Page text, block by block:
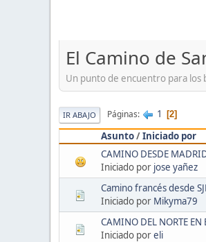
El Camino de
Un punto de encuentro para los
IR ABAJO Páginas 1 2
Asunto/Iniciado por
CAMINO DESDE
Iniciado por jose yañez
Camino francés desde
Iniciado por Mikyma79
CAMINO DEL NORTE
Iniciado poreli